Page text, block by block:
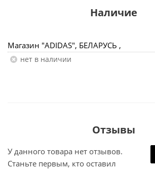
Наличие
Магазин "ADIDAS", БЕЛАРУСЬ ,
Нет в наличии
Отзывы
У данного товара нет отзывов.
Станьте первым, кто оставил